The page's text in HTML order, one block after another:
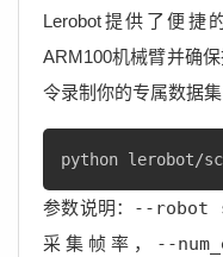
Lerobot提供了便捷
ARM100机械臂并确
令录制你的专属数据集
python lerobot/
参数说明： --robot
采集帧率，
--